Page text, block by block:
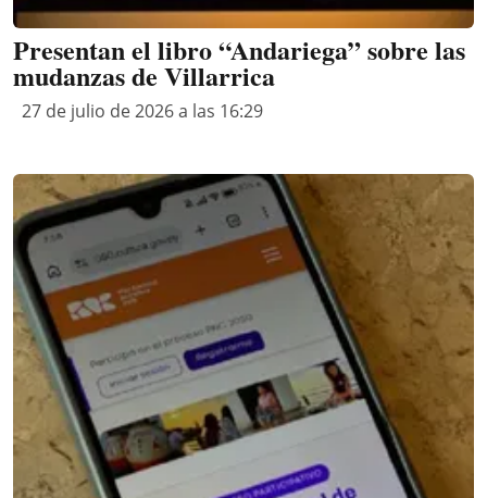
Presentan el libro “Andariega” sobre las
mudanzas de Villarrica
27 de julio de 2026 a las 16:29